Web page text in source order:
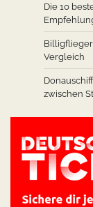
Die 10
Billigflieger
Vergleich
zwischen